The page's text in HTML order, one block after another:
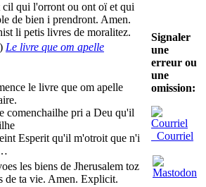
qui l'orront ou ont oï et qui
de bien i prendront. Amen.
li petis livres de moralitez.
Le livre que om apelle
le livre que om apelle
comenchailhe pri a Deu qu'il
Esperit qu'il m'otroit que n'i
les biens de Jherusalem toz
de ta vie. Amen. Explicit.
Signaler
une
erreur ou
une
omission:
Courriel